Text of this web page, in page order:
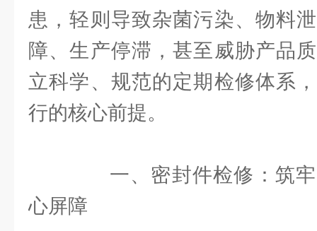
患，轻则导致杂菌污染、物料
障、生产停滞，甚至威胁产品
立科学、规范的定期检修体系
行的核心前提。
一、密封件检修：筑牢
心屏障